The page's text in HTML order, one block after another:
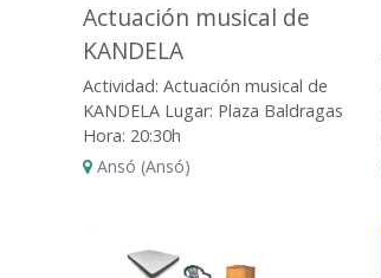
Actuación musical de
KANDELA
Actividad: Actuación musical de
KANDELA Lugar: Plaza Baldragas
Hora: 20:30h
Ansó (Ansó)